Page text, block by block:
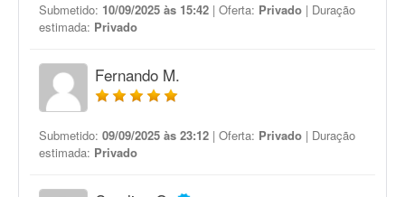
Submetido: 10/09/2025 às 15:42 | Oferta: Privado | Duração
estimada: Privado
Fernando M.
Submetido: 09/09/2025 às 23:12 | Oferta: Privado | Duração
estimada: Privado